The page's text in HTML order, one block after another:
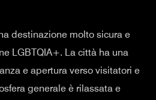
destinazione molto sicura e
LGBTQIA+. La città ha una
e apertura verso visitatori e
generale è rilassata e